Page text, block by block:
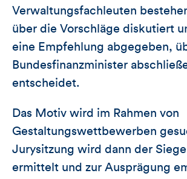
Verwaltungsfachleuten
über die Vorschläge diskutiert
eine Empfehlung abgegeben,
Bundesfinanzminister
entscheidet.
Das Motiv wird im Rahmen von
Gestaltungswettbewerben
Jurysitzung wird dann der
ermittelt und zur Ausprägung